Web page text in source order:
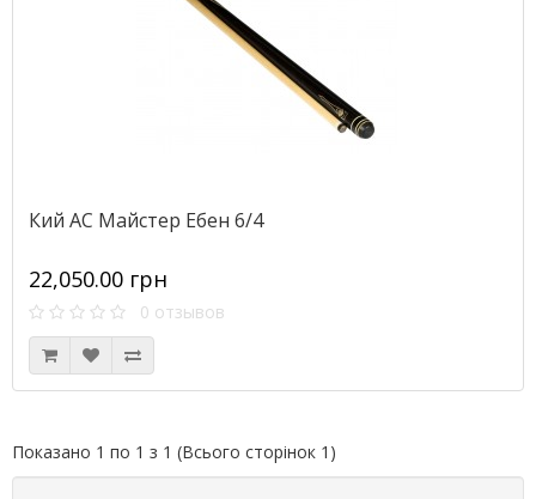
Кий АС Майстер Ебен 6/4
22,050.00 грн
0 отзывов
Показано 1 по 1 з 1 (Всього сторінок 1)